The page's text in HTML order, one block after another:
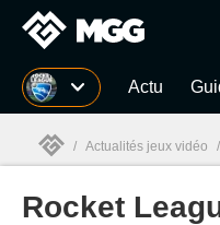
MGG Actu
MGG
/ Actualités jeux vidéo /
Rocket